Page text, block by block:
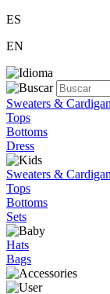
ES
EN
Sweaters &
Tops
Bottoms
Dress
Sweaters &
Tops
Bottoms
Sets
Hats
Bags